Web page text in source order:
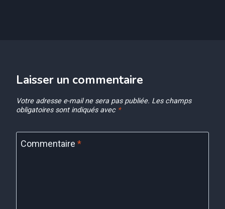
Laisser un commentaire
Votre adresse e-mail ne sera pas publiée. Les champs
obligatoires sont indiqués avec *
Commentaire *